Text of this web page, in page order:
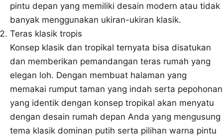
pintu depan yang memiliki desain modern atau tidak
banyak menggunakan ukiran-ukiran klasik.
Teras klasik tropis
Konsep klasik dan tropikal ternyata bisa disatukan
dan memberikan pemandangan teras rumah yang
elegan loh. Dengan membuat halaman yang
memakai rumput taman yang indah serta pepohonan
yang identik dengan konsep tropikal akan menyatu
dengan desain rumah depan Anda yang mengusung
tema klasik dominan putih serta pilihan warna pintu